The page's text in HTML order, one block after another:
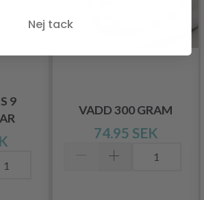
9
VADD 300 GRAM
74.95 SEK
Nej tack